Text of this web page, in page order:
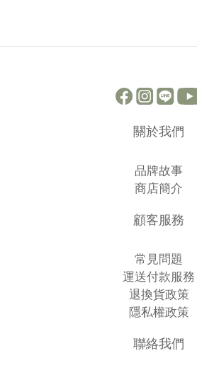
關於我們
品牌故事
商店簡介
顧客服務
常見問題
運送付款服務
退換貨政策
隱私權政策
聯絡我們